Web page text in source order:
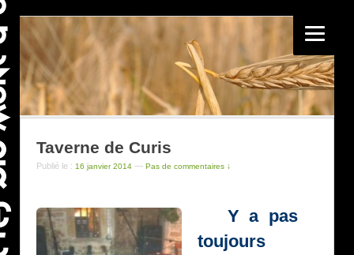
Taverne de Curis
Publié le : 16 janvier 2014 — Pas de commentaires ↓
Y a pas
toujours